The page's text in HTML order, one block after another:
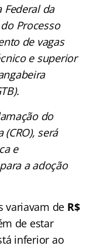
Federal da
Processo
de vagas
e superior
do
será
e
a adoção
variavam de R$
de estar
inferior ao